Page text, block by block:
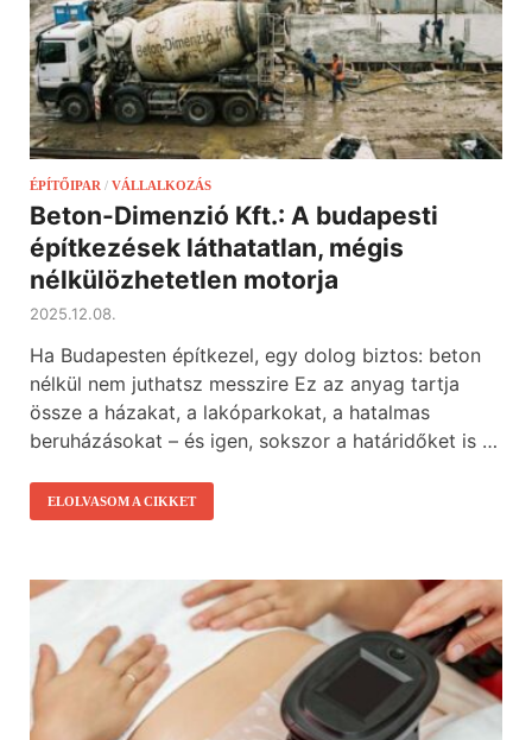
ÉPÍTŐIPAR / VÁLLALKOZÁS
Beton-Dimenzió Kft.: A budapesti
építkezések láthatatlan, mégis
nélkülözhetetlen motorja
2025.12.08.
Ha Budapesten építkezel, egy dolog biztos: beton
nélkül nem juthatsz messzire Ez az anyag tartja
össze a házakat, a lakóparkokat, a hatalmas
beruházásokat – és igen, sokszor a határidőket is …
ELOLVASOM A CIKKET